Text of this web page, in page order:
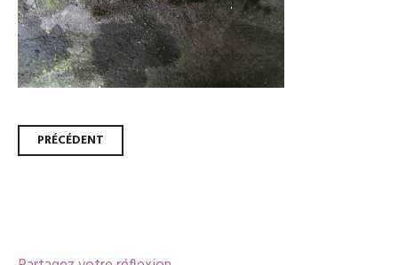
Navigation
PRÉCÉDENT